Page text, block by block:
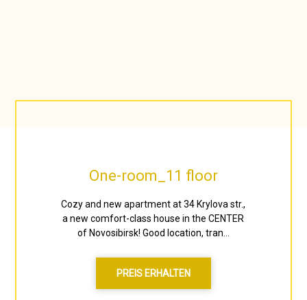
One-room_11 floor
Cozy and new apartment at 34 Krylova str.,
a new comfort-class house in the CENTER
of Novosibirsk! Good location, tran...
PREIS ERHALTEN